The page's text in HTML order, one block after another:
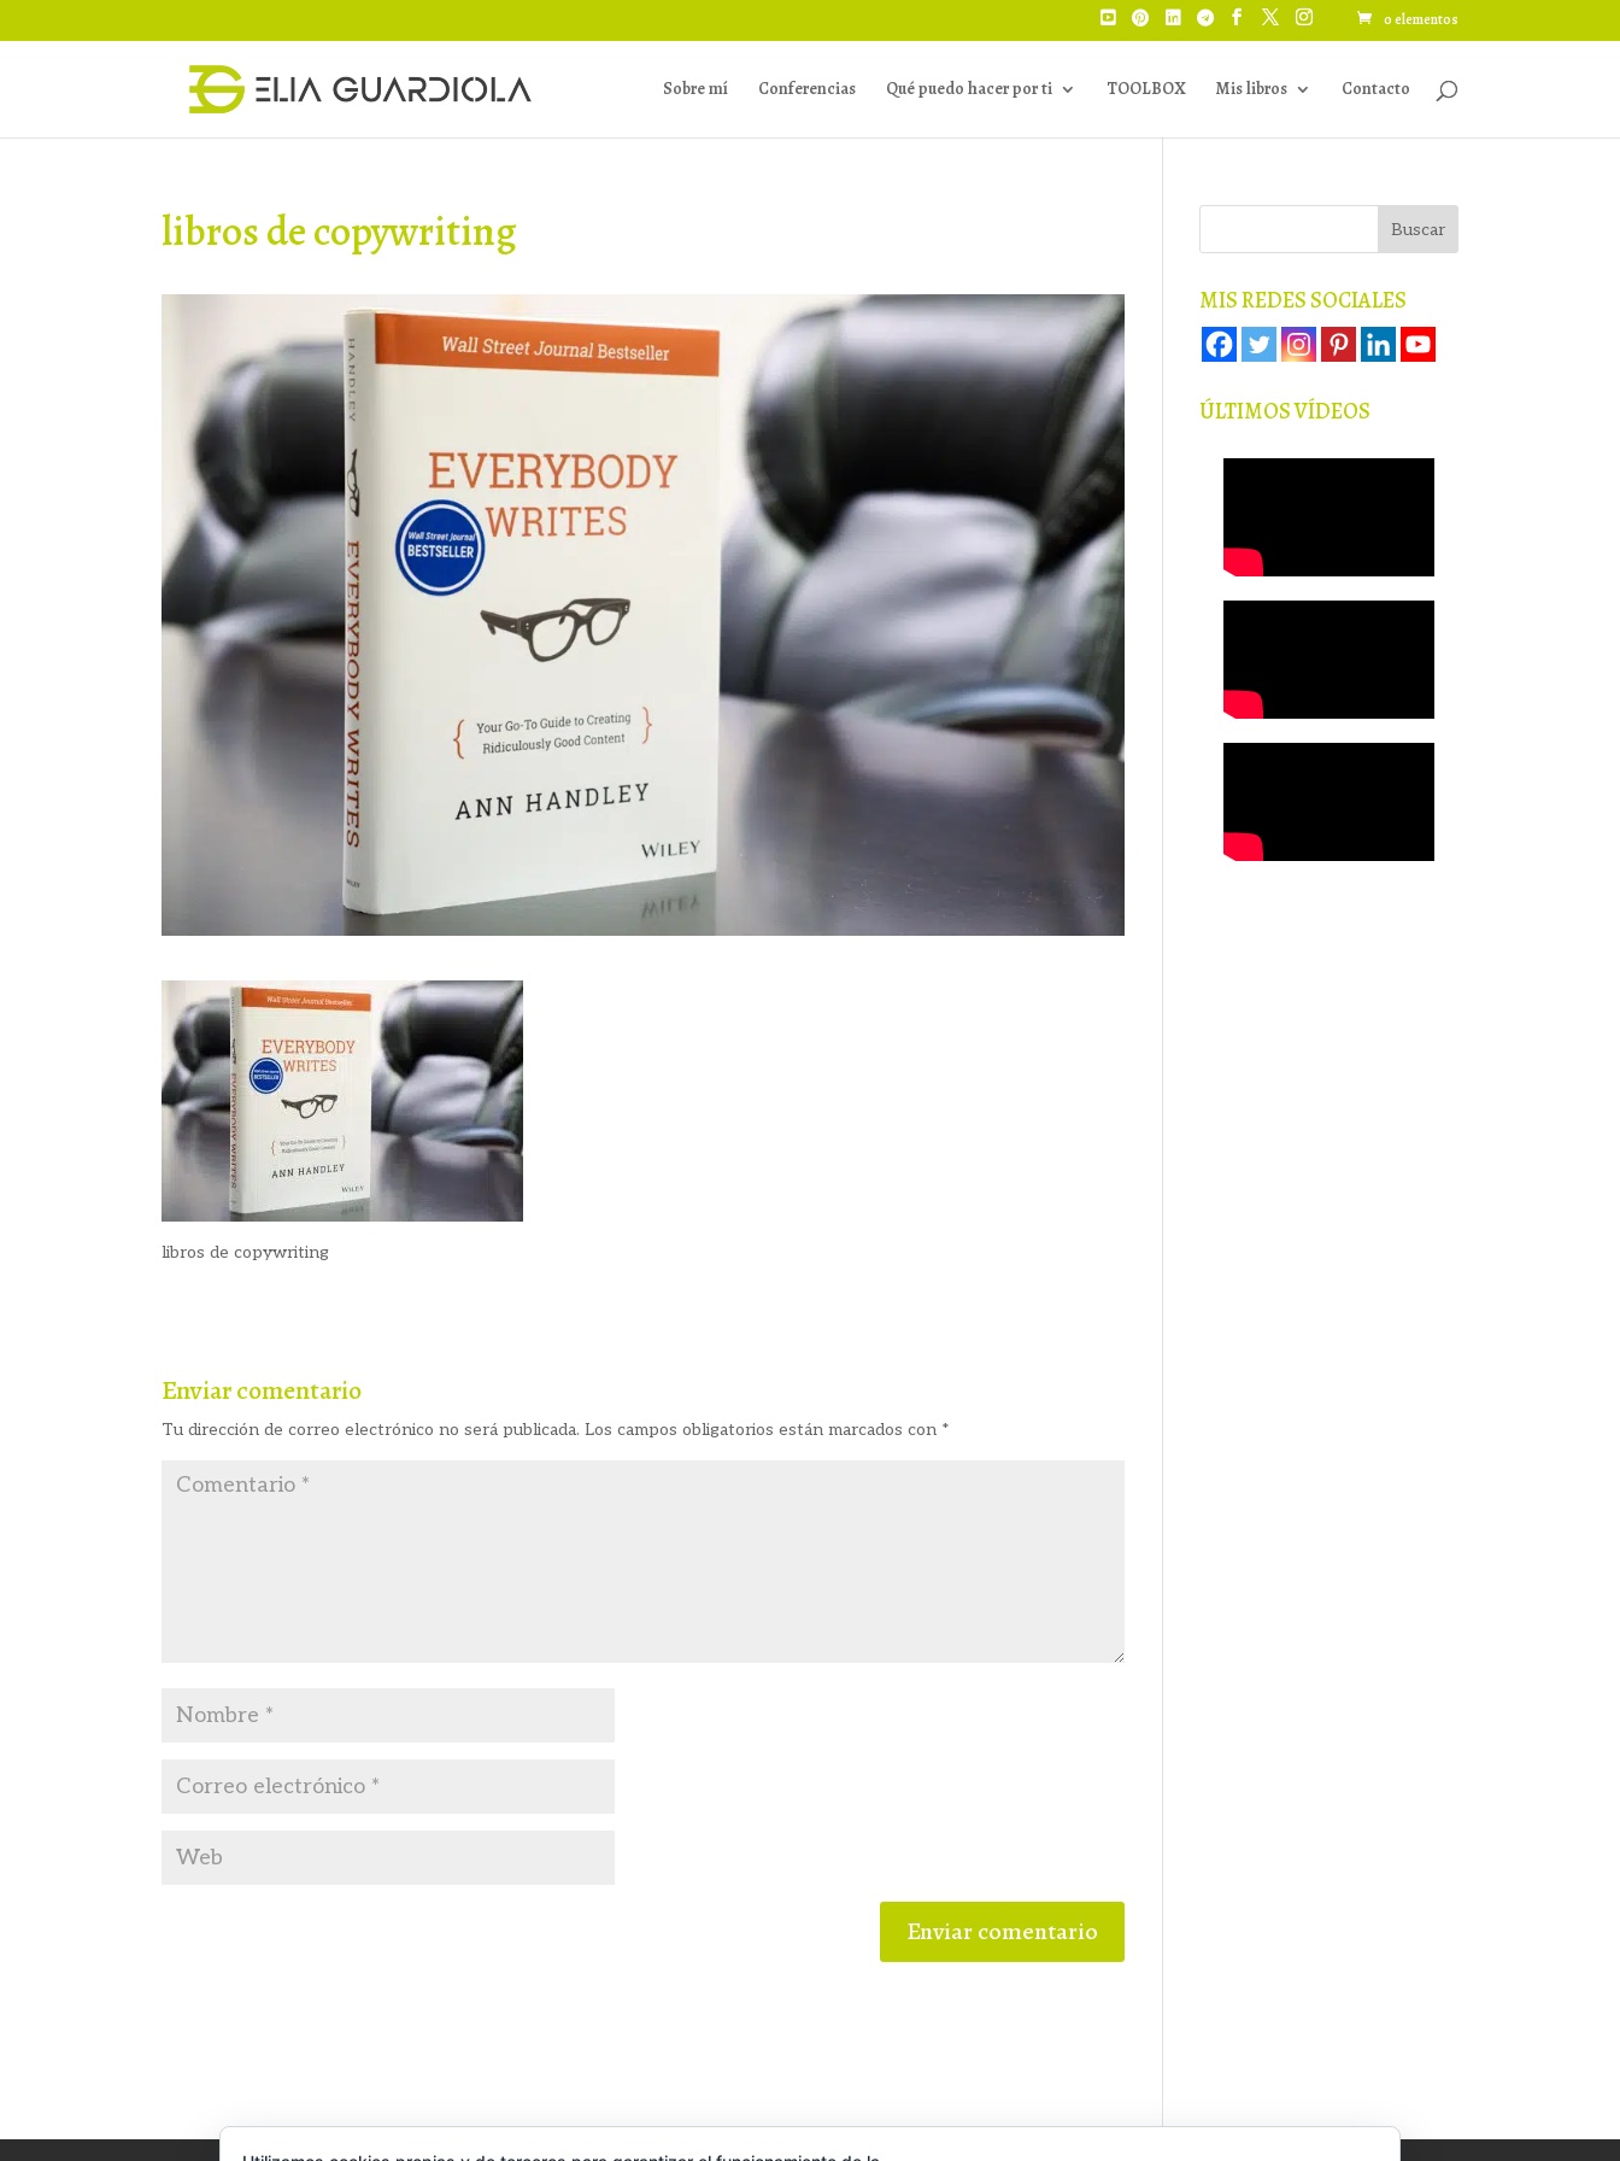
0 elementos
Sobre mí Conferencias Qué puedo hacer por ti TOOLBOX Mis libros Contacto
libros de copywriting
libros de copywriting
Enviar comentario
Tu dirección de correo electrónico no será publicada. Los campos obligatorios están marcados con *
MIS REDES SOCIALES
ÚLTIMOS VÍDEOS